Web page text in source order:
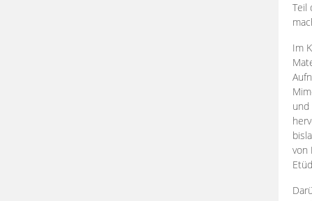
Teil
Im
und
von